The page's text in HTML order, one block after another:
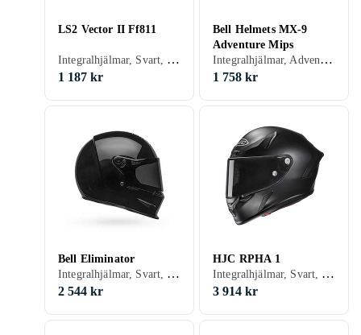
LS2 Vector II Ff811
Integralhjälmar, Svart, Vit, Silver, Grå, Turkos, Blå, Röd, Gul, Orange, Grön, Rosa, Lila, Kamouflage
1 187 kr
Bell Helmets MX-9
Adventure Mips
Integralhjälmar, Adventure hjälmar, Crosshjälmar, Visir, Svart, Vit, Silver, Grå, Brun, Blå, Röd, Gul, Orange, Kamouflage
1 758 kr
Bell Eliminator
Integralhjälmar, Svart, Vit, Blå, Röd
2 544 kr
HJC RPHA 1
Integralhjälmar, Svart, Vit, Silver, Grå, Blå, Röd, Gul, Orange, Guld, Lila
3 914 kr